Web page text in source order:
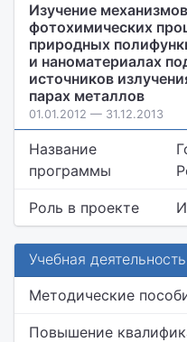
Изучение
фотохимических
природных
и наноматериалах
источников
парах металлов
01.01.2012 — 31.12.2013
Название
программы
Роль в проекте
Учебная деятельность
Методические
Повышение